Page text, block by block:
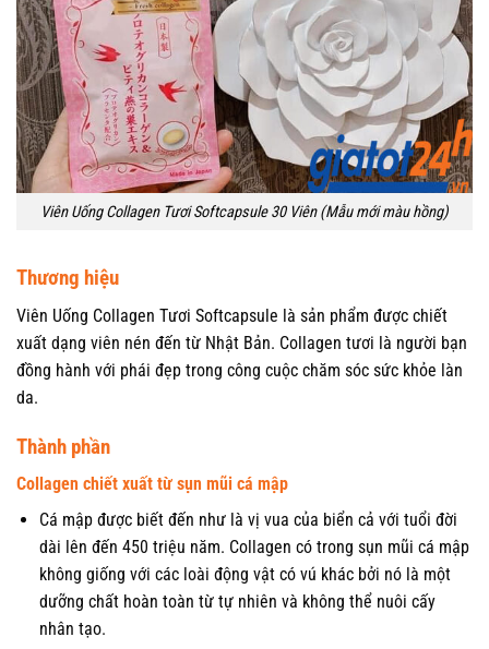
Viên Uống Collagen Tươi Softcapsule 30 Viên (Mẫu mới màu hồng)
Thương hiệu
Viên Uống Collagen Tươi Softcapsule là sản phẩm được chiết
xuất dạng viên nén đến từ Nhật Bản. Collagen tươi là người bạn
đồng hành với phái đẹp trong công cuộc chăm sóc sức khỏe làn
da.
Thành phần
Collagen chiết xuất từ sụn mũi cá mập
Cá mập được biết đến như là vị vua của biển cả với tuổi đời
dài lên đến 450 triệu năm. Collagen có trong sụn mũi cá mập
không giống với các loài động vật có vú khác bởi nó là một
dưỡng chất hoàn toàn từ tự nhiên và không thể nuôi cấy
nhân tạo.